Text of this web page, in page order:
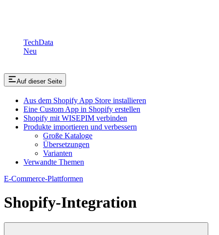
TechData
Neu
Auf dieser Seite
Aus dem Shopify App Store installieren
Eine Custom App in Shopify erstellen
Shopify mit WISEPIM verbinden
Produkte importieren und verbessern
Große Kataloge
Übersetzungen
Varianten
Verwandte Themen
E-Commerce-Plattformen
Shopify-Integration